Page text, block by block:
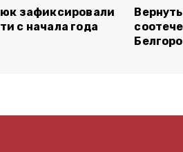
зафиксировали
с начала года